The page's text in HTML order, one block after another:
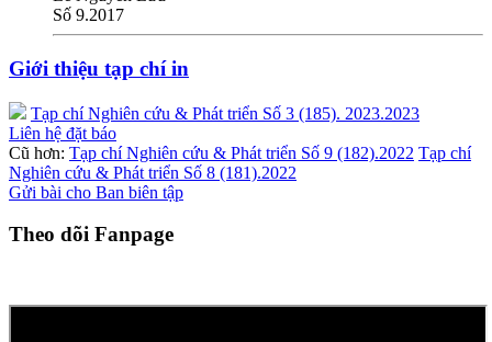
Số 9.2017
Giới thiệu tạp chí in
Tạp chí Nghiên cứu & Phát triển Số 3 (185). 2023.2023
Liên hệ đặt báo
Cũ hơn: Tạp chí Nghiên cứu & Phát triển Số 9 (182).2022 Tạp chí
Nghiên cứu & Phát triển Số 8 (181).2022
Gửi bài cho Ban biên tập
Theo dõi Fanpage